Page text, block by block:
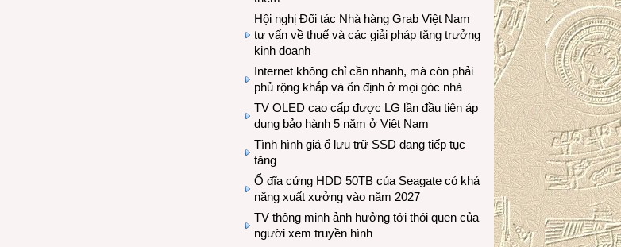
Hội nghị Đối tác Nhà hàng Grab Việt Nam
tư vấn về thuế và các giải pháp tăng trưởng
kinh doanh
Internet không chỉ cần nhanh, mà còn phải
phủ rộng khắp và ổn định ở mọi góc nhà
TV OLED cao cấp được LG lần đầu tiên áp
dụng bảo hành 5 năm ở Việt Nam
Tình hình giá ổ lưu trữ SSD đang tiếp tục
tăng
Ổ đĩa cứng HDD 50TB của Seagate có khả
năng xuất xưởng vào năm 2027
TV thông minh ảnh hưởng tới thói quen của
người xem truyền hình